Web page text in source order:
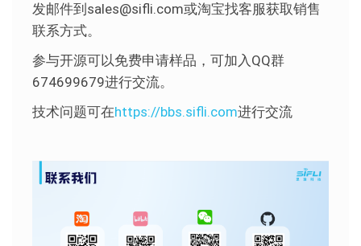
发邮件到sales@sifli.com或淘宝找客服获取销售
联系方式。
参与开源可以免费申请样品，可加入QQ群
674699679进行交流。
技术问题可在https://bbs.sifli.com进行交流